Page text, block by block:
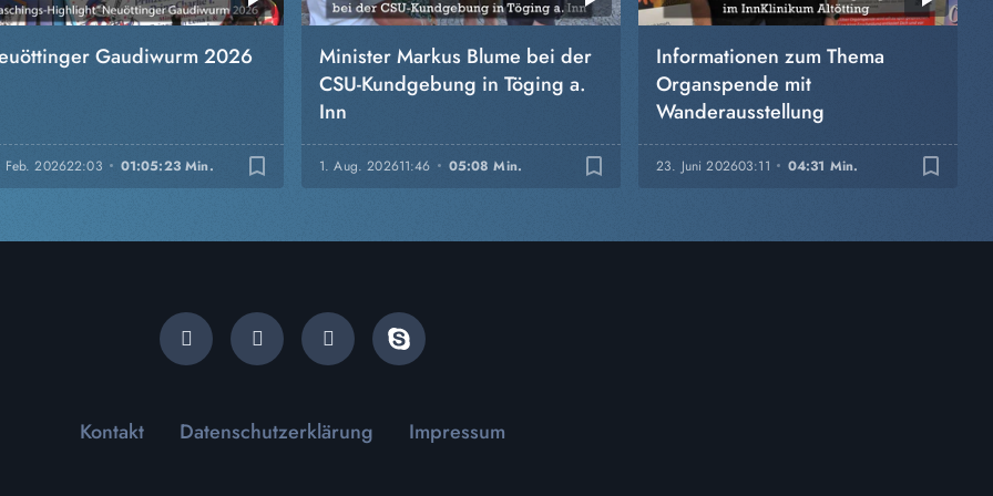
Gaudiwurm 2026
Feb. 202622:03 01:05:23 Min. bookmark_border
Minister Markus Blume bei der
CSU-Kundgebung in Töging a.
Inn
1. Aug. 202611:46 05:08 Min. bookmark_border
Informationen zum Thema
Organspende mit
Wanderausstellung
23. Juni 202603:11 04:31 Min. bookmark_border
Kontakt Datenschutzerklärung Impressum